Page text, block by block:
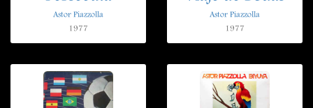
Astor Piazzolla
1977
Astor Piazzolla
1977